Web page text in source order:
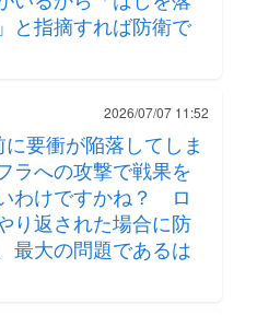
と指摘すれば防衛で
2026/07/07 11:52
要衝が陥落してしま
ラへの攻撃で戦果を
わけですかね？ ロ
り返された場合に防
最大の問題であるは